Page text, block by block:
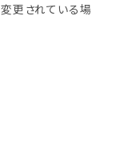
更されている場